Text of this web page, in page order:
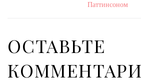
Паттинсоном
ОСТАВЬТЕ